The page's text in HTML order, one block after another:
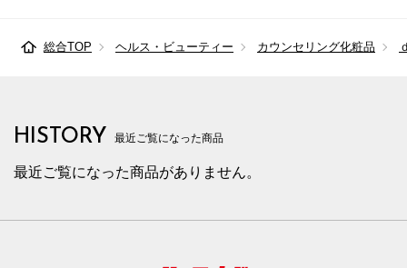
総合TOP ヘルス・ビューティー カウンセリング化粧品
HISTORY 最近ご覧になった商品
最近ご覧になった商品がありません。